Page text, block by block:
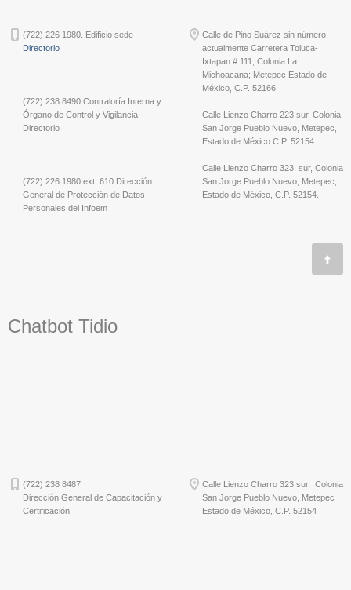
(722) 226 1980. Edificio sede
Directorio
(722) 238 8490 Contraloría Interna y
Órgano de Control y Vigilancia
Directorio
(722) 226 1980 ext. 610 Dirección
General de Protección de Datos
Personales del Infoem
Calle de Pino Suárez sin número,
actualmente Carretera Toluca-
Ixtapan # 111, Colonia La
Michoacana; Metepec Estado de
México, C.P. 52166
Calle Lienzo Charro 223 sur, Colonia
San Jorge Pueblo Nuevo, Metepec,
Estado de México C.P. 52154
Calle Lienzo Charro 323, sur, Colonia
San Jorge Pueblo Nuevo, Metepec,
Estado de México, C.P. 52154.
Chatbot Tidio
(722) 238 8487
Dirección General de Capacitación y
Certificación
Calle Lienzo Charro 323 sur, Colonia
San Jorge Pueblo Nuevo, Metepec
Estado de México, C.P. 52154